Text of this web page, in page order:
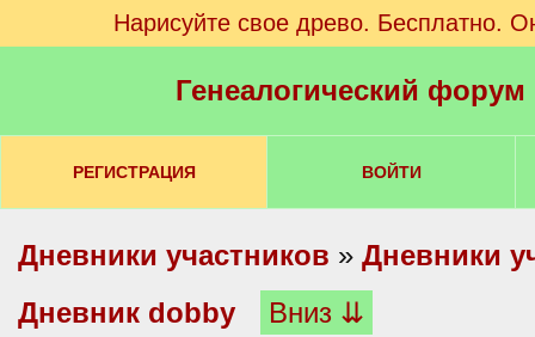
Нарисуйте свое древо. Бесплатно.
Генеалогический
РЕГИСТРАЦИЯ ВОЙТИ
Дневники участников » Дневники
Дневник dobby
Вниз ⇊